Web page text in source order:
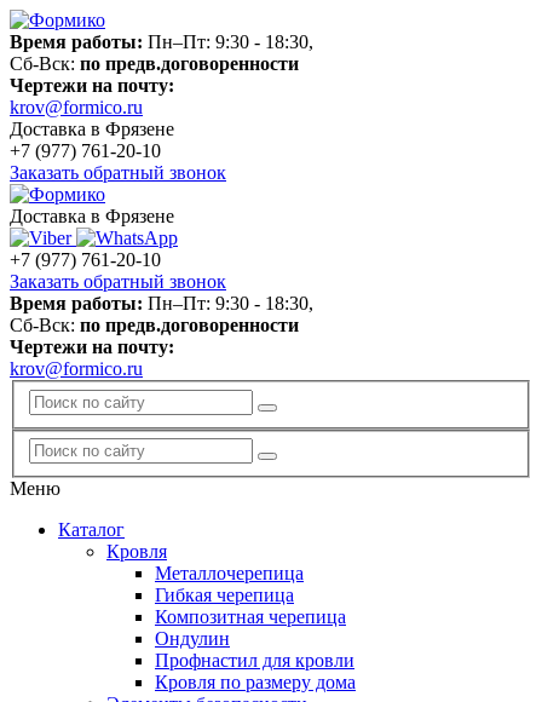
Время работы: Пн–Пт: 9:30 - 18:30,
Сб-Вск: по предв.договоренности
Чертежи на почту:
krov@formico.ru
Доставка в Фрязене
+7 (977) 761-20-10
Заказать обратный звонок
Доставка в Фрязене
+7 (977) 761-20-10
Заказать обратный звонок
Время работы: Пн–Пт: 9:30 - 18:30,
Сб-Вск: по предв.договоренности
Чертежи на почту:
krov@formico.ru
Меню
Каталог
Кровля
Металлочерепица
Гибкая черепица
Композитная черепица
Ондулин
Профнастил для кровли
Кровля по размеру дома